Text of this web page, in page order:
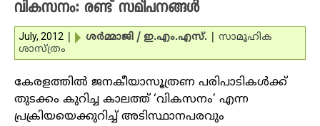
വികസനം: രണ്ട് സമീപനങ്ങള്‍
July, 2012 ശര്‍മ്മാജി / ഇ.എം.എസ്.
സാമൂഹിക
ശാസ്ത്രം
കേരളത്തില്‍ ജനകീയാസൂത്രണ പരിപാടികള്‍ക്ക്
തുടക്കം കുറിച്ച കാലത്ത് ‘വികസനം’ എന്ന
പ്രക്രിയയെക്കുറിച്ച് അടിസ്ഥാനപരവും